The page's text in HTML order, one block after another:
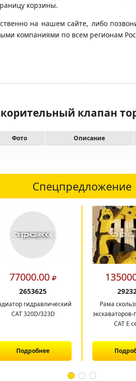
корзины.
на нашем сайте, либо
компаниями по всем регионам
клапан
Фото Описание
Спецпредложение
77000.00
2653625
гидравлический
CAT 320D/323D
Подробнее
Рама
экскаваторов-
CAT E